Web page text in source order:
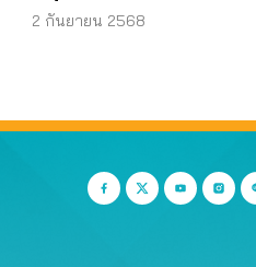
โฆษณาสรรพคุณเกินจริง
2 กันยายน 2568